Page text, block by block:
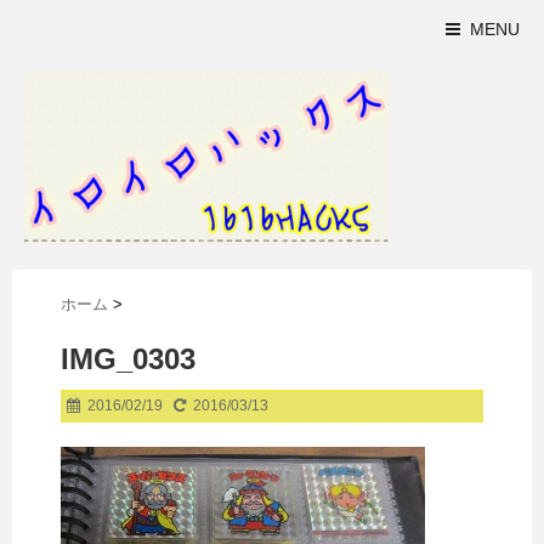
MENU
ホーム >
IMG_0303
2016/02/19 2016/03/13